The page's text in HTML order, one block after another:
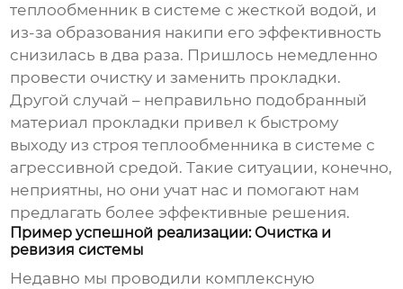
теплообменник в системе с жесткой водой, и
из-за образования накипи его эффективность
снизилась в два раза. Пришлось немедленно
провести очистку и заменить прокладки.
Другой случай – неправильно подобранный
материал прокладки привел к быстрому
выходу из строя теплообменника в системе с
агрессивной средой. Такие ситуации, конечно,
неприятны, но они учат нас и помогают нам
предлагать более эффективные решения.
Пример успешной реализации: Очистка и
ревизия системы
Недавно мы проводили комплексную